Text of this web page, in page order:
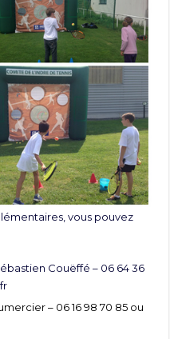
vous pouvez
Couëffé – 06 64 36
– 06 16 98 70 85 ou